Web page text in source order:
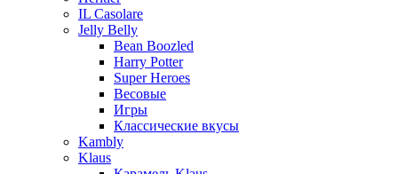
IL Casolare
Jelly Belly
Bean Boozled
Harry Potter
Super Heroes
Весовые
Игры
Классические вкусы
Kambly
Klaus